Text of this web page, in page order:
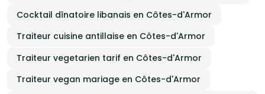
Cocktail dînatoire libanais en Côtes-d'Armor
Traiteur cuisine antillaise en Côtes-d'Armor
Traiteur vegetarien tarif en Côtes-d'Armor
Traiteur vegan mariage en Côtes-d'Armor